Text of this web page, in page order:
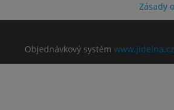
Zásady
Objednávkový systém www.jidelna.cz